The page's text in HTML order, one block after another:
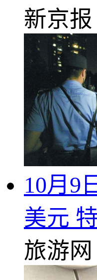
新京报
10月9
美元
旅游网